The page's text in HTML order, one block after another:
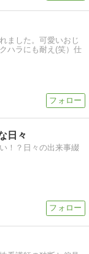
ました。可愛いおじ
ハラにも耐え(笑）仕
日々
！？日々の出来事綴